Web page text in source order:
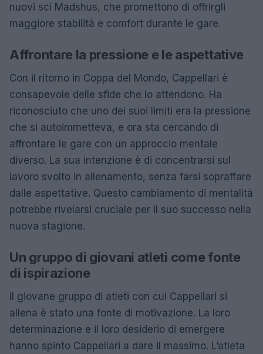
nuovi sci Madshus, che promettono di offrirgli
maggiore stabilità e comfort durante le gare.
Affrontare la pressione e le aspettative
Con il ritorno in Coppa del Mondo, Cappellari è
consapevole delle sfide che lo attendono. Ha
riconosciuto che uno dei suoi limiti era la pressione
che si autoimmetteva, e ora sta cercando di
affrontare le gare con un approccio mentale
diverso. La sua intenzione è di concentrarsi sul
lavoro svolto in allenamento, senza farsi sopraffare
dalle aspettative. Questo cambiamento di mentalità
potrebbe rivelarsi cruciale per il suo successo nella
nuova stagione.
Un gruppo di giovani atleti come fonte
di ispirazione
Il giovane gruppo di atleti con cui Cappellari si
allena è stato una fonte di motivazione. La loro
determinazione e il loro desiderio di emergere
hanno spinto Cappellari a dare il massimo. L’atleta